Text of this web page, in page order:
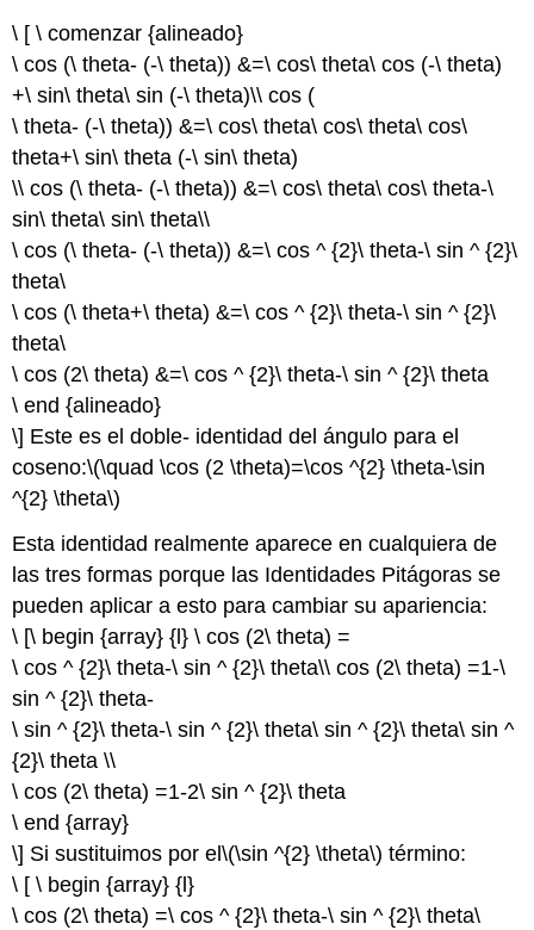
\ [ \ comenzar {alineado}
\ cos (\ theta- (-\ theta)) &=\ cos\ theta\ cos (-\ theta)
+\ sin\ theta\ sin (-\ theta)\\ cos (
\ theta- (-\ theta)) &=\ cos\ theta\ cos\ theta\ cos\
theta+\ sin\ theta (-\ sin\ theta)
\\ cos (\ theta- (-\ theta)) &=\ cos\ theta\ cos\ theta-\
sin\ theta\ sin\ theta\\
\ cos (\ theta- (-\ theta)) &=\ cos ^ {2}\ theta-\ sin ^ {2}\
theta\
\ cos (\ theta+\ theta) &=\ cos ^ {2}\ theta-\ sin ^ {2}\
theta\
\ cos (2\ theta) &=\ cos ^ {2}\ theta-\ sin ^ {2}\ theta
\ end {alineado}
\] Este es el doble- identidad del ángulo para el
coseno:\(\quad \cos (2 \theta)=\cos ^{2} \theta-\sin
^{2} \theta\)
Esta identidad realmente aparece en cualquiera de
las tres formas porque las Identidades Pitágoras se
pueden aplicar a esto para cambiar su apariencia:
\ [\ begin {array} {l} \ cos (2\ theta) =
\ cos ^ {2}\ theta-\ sin ^ {2}\ theta\\ cos (2\ theta) =1-\
sin ^ {2}\ theta-
\ sin ^ {2}\ theta-\ sin ^ {2}\ theta\ sin ^ {2}\ theta\ sin ^
{2}\ theta \\
\ cos (2\ theta) =1-2\ sin ^ {2}\ theta
\ end {array}
\] Si sustituimos por el\(\sin ^{2} \theta\) término:
\ [ \ begin {array} {l}
\ cos (2\ theta) =\ cos ^ {2}\ theta-\ sin ^ {2}\ theta\